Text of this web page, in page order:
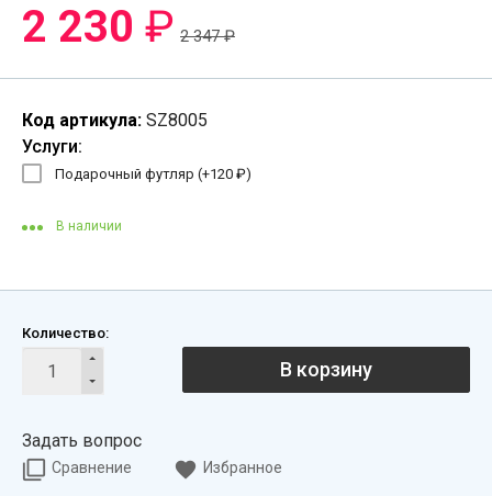
2 230 ₽ 2 347₽
Код артикула: SZ8005
Услуги:
Подарочный футляр (+120 ₽)
В наличии
Количество:
В корзину
Задать вопрос
Сравнение Избранное